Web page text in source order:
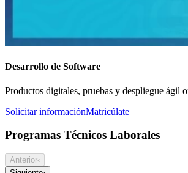
Desarrollo de Software
Productos digitales, pruebas y despliegue ágil
Solicitar informaciónMatricúlate
Programas Técnicos Laborales
Anterior‹